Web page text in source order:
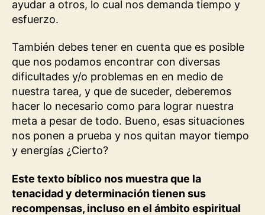
ayudar a otros, lo cual nos demanda tiempo y
esfuerzo.
También debes tener en cuenta que es posible
que nos podamos encontrar con diversas
dificultades y/o problemas en en medio de
nuestra tarea, y que de suceder, deberemos
hacer lo necesario como para lograr nuestra
meta a pesar de todo. Bueno, esas situaciones
nos ponen a prueba y nos quitan mayor tiempo
y energías ¿Cierto?
Este texto bíblico nos muestra que la
tenacidad y determinación tienen sus
recompensas, incluso en el ámbito espiritual